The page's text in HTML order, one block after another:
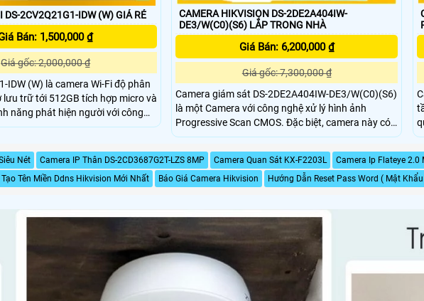
DS-2CV2Q21G1-IDW (W) GIÁ RẺ
Bán: 1,500,000 ₫
Giá gốc: 2,000,000 ₫
IDW (W) là camera Wi-Fi độ phân
lưu trữ tới 512GB tích hợp micro và
năng phát hiện người với công
Khả năng chống ngược sáng
kiện ánh sáng, kết nối Wi-Fi nhanh
CAMERA HIKVISION DS-2DE2A404IW-
DE3/W(C0)(S6) LẮP TRONG NHÀ
Giá Bán: 6,200,000 ₫
Giá gốc: 7,300,000 ₫
Camera giám sát DS-2DE2A404IW-DE3/W(C0)(S6)
là một Camera với công nghệ xử lý hình ảnh
Progressive Scan CMOS. Đặc biệt, camera này có
khả năng giám sát ban đêm với Hồng Ngoại 20m,
cho chất lượng hình ảnh sắc nét. Với công nghệ IP
Wifi, Camera này cung cấp chất lượng hình ảnh độ
phân giải Ultra 2k và cho phép lưu trữ lâu hơn với
Nét Camera IP Thân DS-2CD3687G2T-LZS 8MP Camera Quan Sát KX-F2203L Camera Ip Flateye 2.0
Tên Miền Ddns Hikvision Mới Nhất Báo Giá Camera Hikvision Hướng Dẫn Reset Pass Word ( Mật